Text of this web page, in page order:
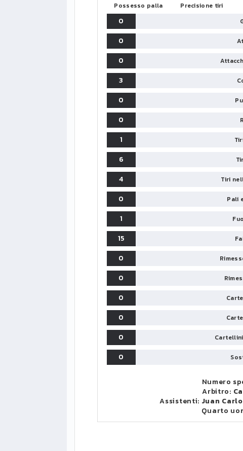
Possesso palla Precisione tiri
0
0
0
3
0
0
1
6
4
Tiri
0
Pali
1
15
0
0
0
0
0
0
Numero
Arbitro:
Assistenti: Juan
Quarto